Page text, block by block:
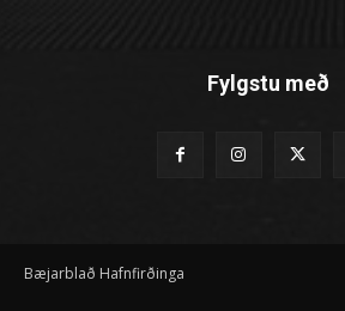
Fylgstu með
Bæjarblað Hafnfirðinga